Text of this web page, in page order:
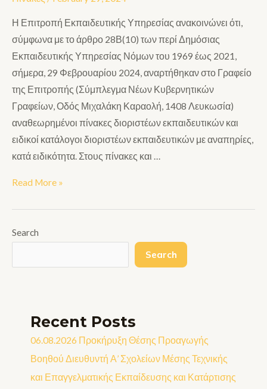
Η Επιτροπή Εκπαιδευτικής Υπηρεσίας ανακοινώνει ότι,
σύμφωνα με το άρθρο 28Β(10) των περί Δημόσιας
Εκπαιδευτικής Υπηρεσίας Νόμων του 1969 έως 2021,
σήμερα, 29 Φεβρουαρίου 2024, αναρτήθηκαν στο Γραφείο
της Επιτροπής (Σύμπλεγμα Νέων Κυβερνητικών
Γραφείων, Οδός Μιχαλάκη Καραολή, 1408 Λευκωσία)
αναθεωρημένοι πίνακες διοριστέων εκπαιδευτικών και
ειδικοί κατάλογοι διοριστέων εκπαιδευτικών με αναπηρίες,
κατά ειδικότητα. Στους πίνακες και …
Read More »
Search
Search
Recent Posts
06.08.2026 Προκήρυξη Θέσης Προαγωγής
Βοηθού Διευθυντή Α’ Σχολείων Μέσης Τεχνικής
και Επαγγελματικής Εκπαίδευσης και Κατάρτισης